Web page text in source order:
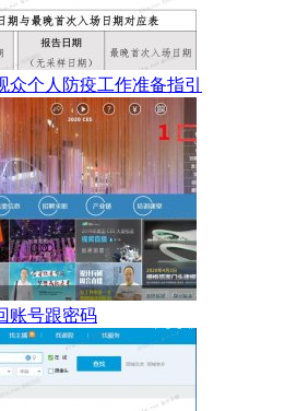
个人防疫工作准备指引
账号跟密码